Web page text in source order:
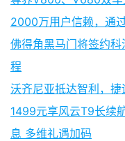
2000万用户信赖，通
佛得角黑马门将签约
程
沃齐尼亚抵达智利，
1499元享风云T9长续
息 多维礼遇加码